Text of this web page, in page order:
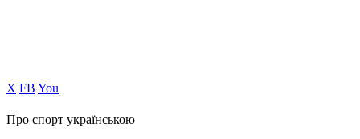
Х FB You
Про спорт українською